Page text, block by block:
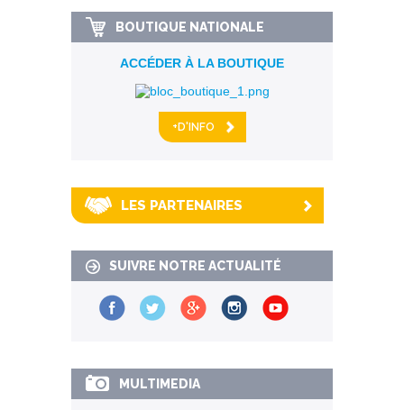
BOUTIQUE NATIONALE
ACCÉDER À LA BOUTIQUE
+D'INFO
LES PARTENAIRES
SUIVRE NOTRE ACTUALITÉ
MULTIMEDIA